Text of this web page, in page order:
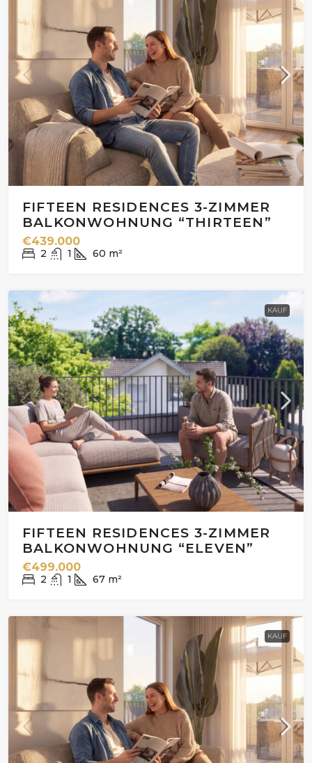
FIFTEEN RESIDENCES 3-ZIMMER
BALKONWOHNUNG “THIRTEEN”
€439.000
2 1 60 m²
KAUF
FIFTEEN RESIDENCES 3-ZIMMER
BALKONWOHNUNG “ELEVEN”
€499.000
2 1 67 m²
KAUF